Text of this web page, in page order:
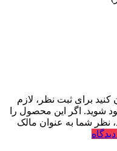
کنید برای ثبت نظر، لازم
شوید. اگر این محصول را
نظر شما به عنوان مالک